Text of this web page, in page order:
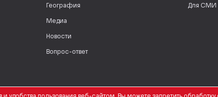
География
Медиа
Новости
Вопрос-ответ
Для СМИ